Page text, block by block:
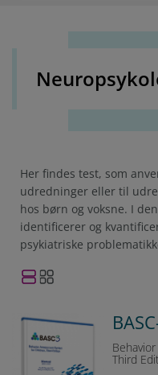
Her findes test, som
udredninger eller til
hos børn og voksne. I
identificerer og
psykiatriske
Third